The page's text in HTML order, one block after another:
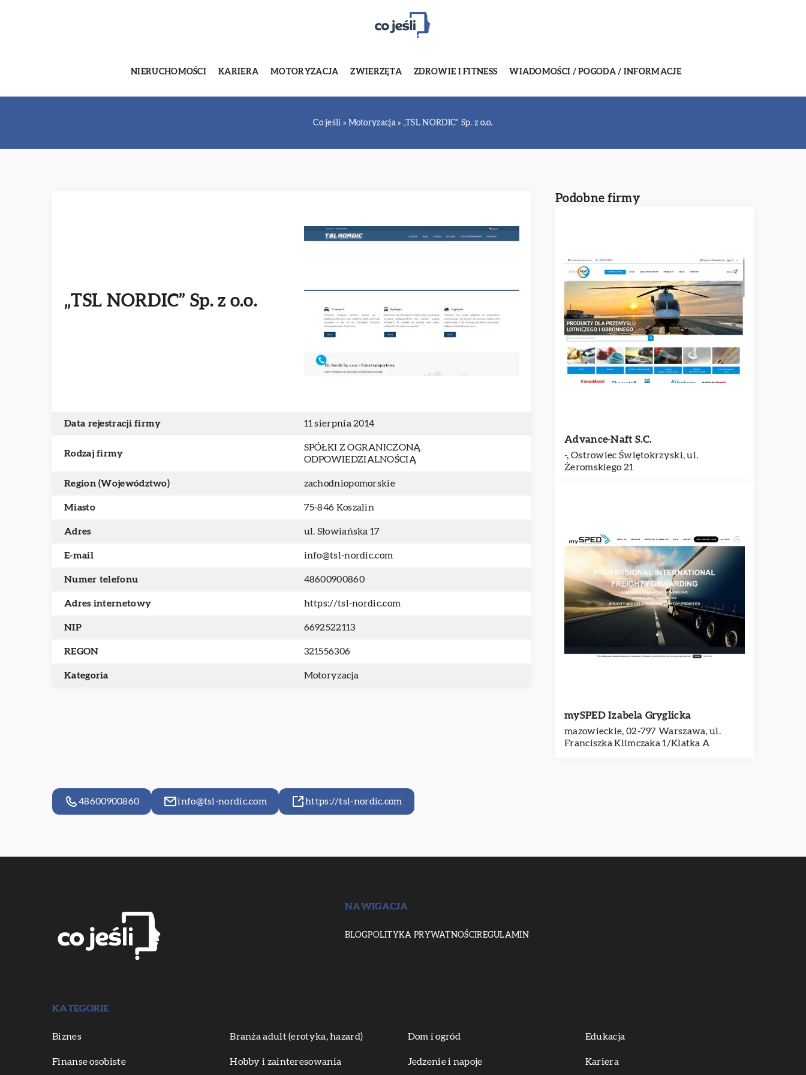
NIERUCHOMOŚCI KARIERA MOTORYZACJA ZWIERZĘTA ZDROWIE I FITNESS WIADOMOŚCI / POGODA / INFORMACJE
Co jeśli » Motoryzacja» „TSL NORDIC” Sp. z o.o.
„TSL NORDIC” Sp. z o.o.
Data rejestracji firmy 11 sierpnia 2014
Rodzaj firmy
SPÓŁKI Z OGRANICZONĄ
ODPOWIEDZIALNOŚCIĄ
Region (Województwo) zachodniopomorskie
Miasto 75-846 Koszalin
Adres ul. Słowiańska 17
E-mail info@tsl-nordic.com
Numer telefonu 48600900860
Adres internetowy https://tsl-nordic.com
NIP 6692522113
REGON 321556306
Kategoria Motoryzacja
Podobne firmy
Advance-Naft S.C.
-, Ostrowiec Świętokrzyski, ul.
Żeromskiego 21
mySPED Izabela Gryglicka
mazowieckie, 02-797 Warszawa, ul.
Franciszka Klimczaka 1/Klatka A
48600900860 info@tsl-nordic.com https://tsl-nordic.com
NAWIGACJA
BLOGPOLITYKA PRYWATNOŚCIREGULAMIN
KATEGORIE
Biznes Branża adult (erotyka, hazard) Dom i ogród Edukacja
Finanse osobiste Hobby i zainteresowania Jedzenie i napoje Kariera